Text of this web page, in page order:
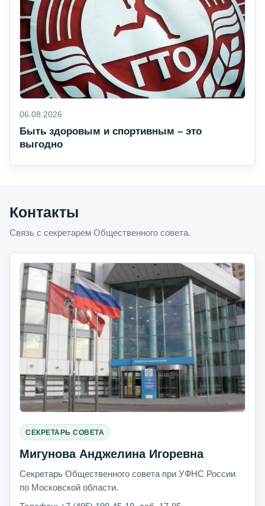
06.08.2026
Быть здоровым и спортивным – это
выгодно
Контакты
Связь с секретарем Общественного совета.
СЕКРЕТАРЬ СОВЕТА
Мигунова Анджелина Игоревна
Секретарь Общественного совета при УФНС России
по Московской области.